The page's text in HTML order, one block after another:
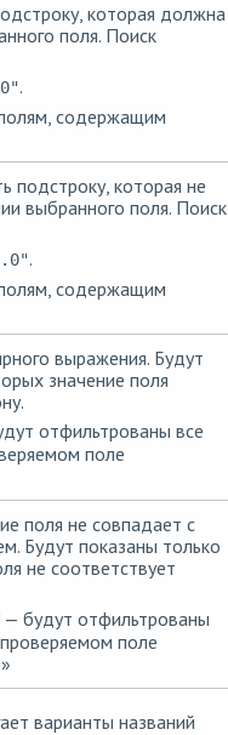
которая должна
поля. Поиск
.
содержащим
подстроку, которая не
выбранного поля. Поиск
.
содержащим
выражения. Будут
значение поля
отфильтрованы все
поле
поля не совпадает с
Будут показаны только
не соответствует
— будут отфильтрованы
поле
варианты названий